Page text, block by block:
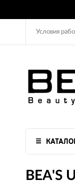
Условия
BEA'S